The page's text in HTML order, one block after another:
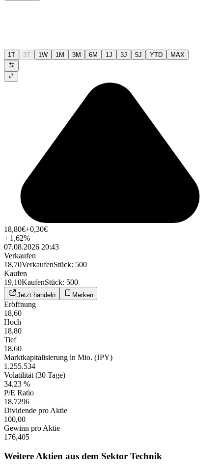
1T 3T 1W 1M 3M 6M 1J 3J 5J YTD MAX
18,80€+0,30€
+ 1,62%
07.08.2026 20:43
Verkaufen
18,70VerkaufenStück: 500
Kaufen
19,10KaufenStück: 500
Jetzt handeln Merken
Eröffnung
18,60
Hoch
18,80
Tief
18,60
Marktkapitalisierung in Mio. (JPY)
1.255.534
Volatilität (30 Tage)
34,23 %
P/E Ratio
18,7296
Dividende pro Aktie
100,00
Gewinn pro Aktie
176,405
Weitere Aktien aus dem Sektor Technik